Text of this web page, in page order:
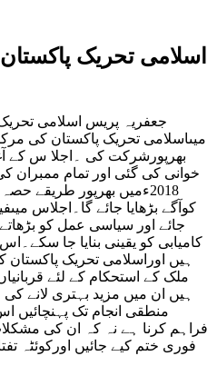
جعفریہ پریس اسلامی
میںاسلامی تحریک پاکستان کی
بھرپورشرکت کی ۔اجلا س کے
خوانی کی گئی اور تمام ممبران
2018ءمیں بھرپور
کوآگے بڑھایا جائے گا۔اجلاس
جائے اور سیاسی عمل کو
کامیابی کو یقینی بنایا جا
ہیں اوراسلامی تحریک
ملک کے استحکام کے لئے
ہیں ان میں مزید بہتری لانے
منطقی انجام تک پہنچائیں
فراہم کرنا ہے نہ کہ ان کی
فوری ختم کیے جائیں اورکوئٹہ